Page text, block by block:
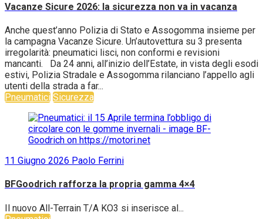
Vacanze Sicure 2026: la sicurezza non va in vacanza
Anche quest’anno Polizia di Stato e Assogomma insieme per
la campagna Vacanze Sicure. Un’autovettura su 3 presenta
irregolarità: pneumatici lisci, non conformi e revisioni
mancanti. Da 24 anni, all’inizio dell’Estate, in vista degli esodi
estivi, Polizia Stradale e Assogomma rilanciano l’appello agli
utenti della strada a far...
Pneumatici Sicurezza
11 Giugno 2026 Paolo Ferrini
BFGoodrich rafforza la propria gamma 4×4
Il nuovo All-Terrain T/A KO3 si inserisce al...